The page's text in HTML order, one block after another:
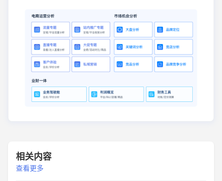
相关内容
查看更多